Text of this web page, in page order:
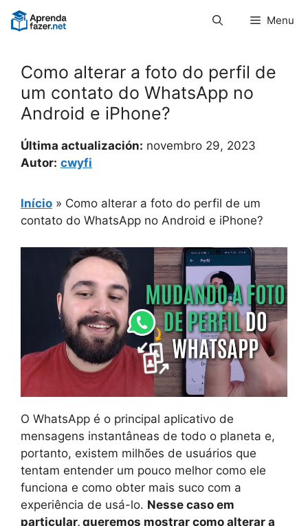
Pular
para
Menu
Como alterar a foto do perfil de
um contato do WhatsApp no ​​
Android e iPhone?
Última actualización: novembro 29, 2023
Autor: cwyfi
Início » Como alterar a foto do perfil de um
contato do WhatsApp no ​​Android e iPhone?
O WhatsApp é o principal aplicativo de
mensagens instantâneas de todo o planeta e,
portanto, existem milhões de usuários que
tentam entender um pouco melhor como ele
funciona e como obter mais suco com a
experiência de usá-lo. Nesse caso em
particular, queremos mostrar como alterar a